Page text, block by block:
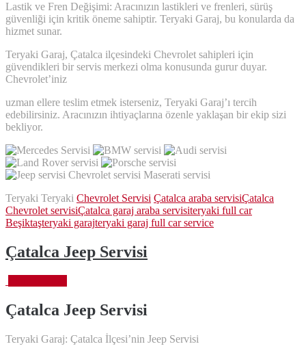
Lastik ve Fren Değişimi: Aracınızın lastikleri ve frenleri, sürüş
güvenliği için kritik öneme sahiptir. Teryaki Garaj, bu konularda da
hizmet sunar.
Teryaki Garaj, Çatalca ilçesindeki Chevrolet sahipleri için
güvendikleri bir servis merkezi olma konusunda gurur duyar.
Chevrolet’iniz
uzman ellere teslim etmek isterseniz, Teryaki Garaj’ı tercih
edebilirsiniz. Aracınızın ihtiyaçlarına özenle yaklaşan bir ekip sizi
bekliyor.
Teryaki Teryaki Chevrolet Servisi Çatalca araba servisiÇatalca
Chevrolet servisiÇatalca garaj araba servisiteryaki full car
Beşiktaşteryaki garajteryaki garaj full car service
Çatalca Jeep Servisi
Çatalca Jeep Servisi
Teryaki Garaj: Çatalca İlçesi’nin Jeep Servisi